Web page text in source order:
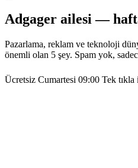
Adgager ailesi —
Pazarlama, reklam ve teknoloji
önemli olan 5 şey. Spam yok,
Ücretsiz Cumartesi 09:00 Tek tıkla